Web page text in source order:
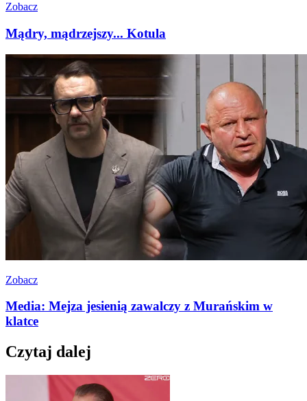
Zobacz
Mądry, mądrzejszy... Kotula
Zobacz
Media: Mejza jesienią zawalczy z Murańskim w
klatce
Czytaj dalej